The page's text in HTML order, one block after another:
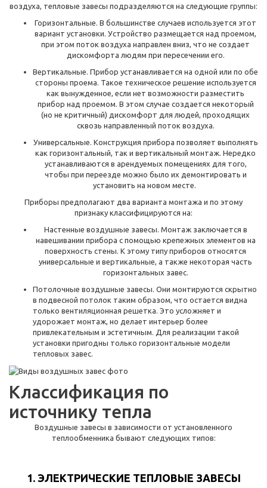
воздуха, тепловые завесы подразделяются на следующие группы:
Горизонтальные. В большинстве случаев используется этот
вариант установки. Устройство размещается над проемом,
при этом поток воздуха направлен вниз, что не создает
дискомфорта людям при пересечении его.
Вертикальные. Прибор устанавливается на одной или по обе
стороны проема. Такое техническое решение используется
как вынужденное, если нет возможности разместить
прибор над проемом. В этом случае создается некоторый
(но не критичный) дискомфорт для людей, проходящих
сквозь направленный поток воздуха.
Универсальные. Конструкция прибора позволяет выполнять
как горизонтальный, так и вертикальный монтаж. Нередко
устанавливаются в арендуемых помещениях для того,
чтобы при переезде можно было их демонтировать и
установить на новом месте.
Приборы предполагают два варианта монтажа и по этому
признаку классифицируются на:
Настенные воздушные завесы. Монтаж заключается в
навешивании прибора с помощью крепежных элементов на
поверхность стены. К этому типу приборов относятся
универсальные и вертикальные, а также некоторая часть
горизонтальных завес.
Потолочные воздушные завесы. Они монтируются скрытно
в подвесной потолок таким образом, что остается видна
только вентиляционная решетка. Это усложняет и
удорожает монтаж, но делает интерьер более
привлекательным и эстетичным. Для реализации такой
установки пригодны только горизонтальные модели
тепловых завес.
Классификация по
источнику тепла
Воздушные завесы в зависимости от установленного
теплообменника бывают следующих типов:
1. ЭЛЕКТРИЧЕСКИЕ ТЕПЛОВЫЕ ЗАВЕСЫ